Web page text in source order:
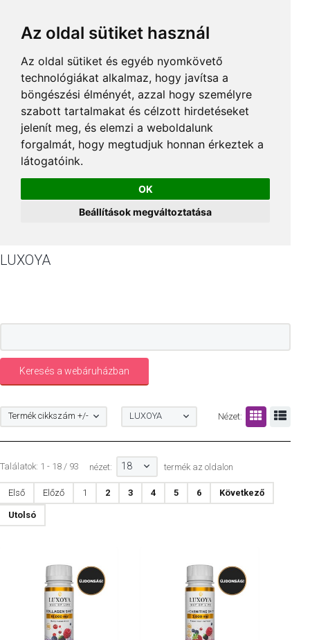
Az oldal sütiket használ
Az oldal sütiket és egyéb nyomkövető
technológiákat alkalmaz, hogy javítsa a
böngészési élményét, azzal hogy személyre
szabott tartalmakat és célzott hirdetéseket
jelenít meg, és elemzi a weboldalunk
forgalmát, hogy megtudjuk honnan érkeztek a
látogatóink.
OK
Beállítások megváltoztatása
LUXOYA
Nézet:
Termék cikkszám +/- LUXOYA
Találatok: 1 - 18 / 93 nézet: 18 termék az oldalon
Első Előző 1 2 3 4 5 6 Következő
Utolsó